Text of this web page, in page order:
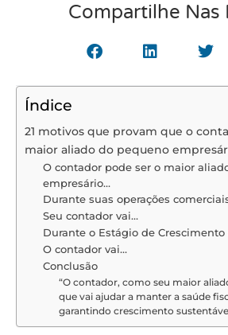
Compartilhe Nas
Índice
21 motivos que provam que o
maior aliado do pequeno
O contador pode ser o maior
empresário…
Durante suas operações
Seu contador vai…
Durante o Estágio de
O contador vai…
Conclusão
“O contador, como seu maior
que vai ajudar a manter a saúde
garantindo crescimento